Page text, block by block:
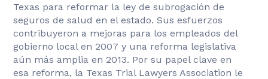
Texas para reformar la ley de subrogación de
seguros de salud en el estado. Sus esfuerzos
contribuyeron a mejoras para los empleados del
gobierno local en 2007 y una reforma legislativa
aún más amplia en 2013. Por su papel clave en
esa reforma, la Texas Trial Lawyers Association le